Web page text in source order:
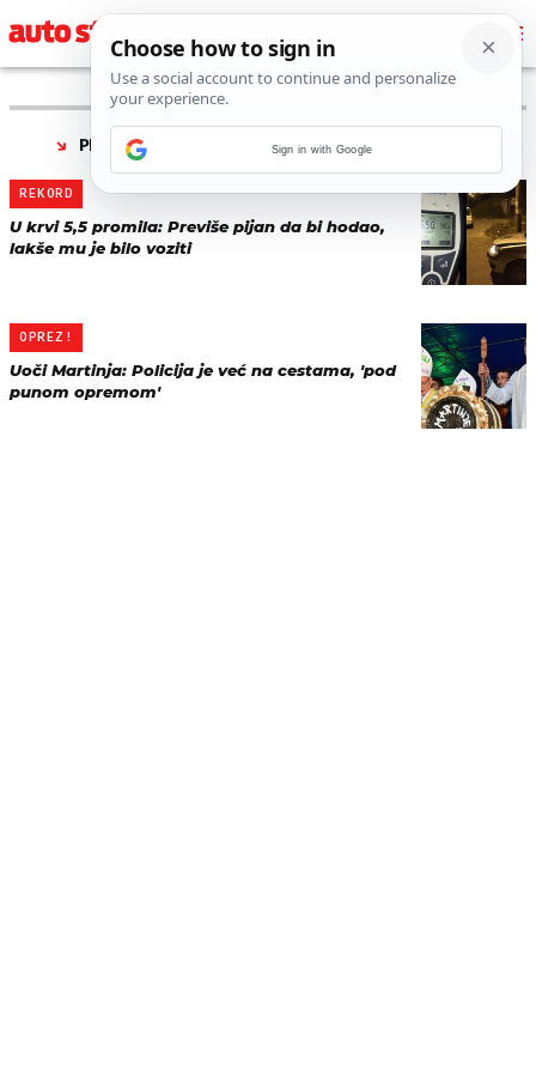
PRONAĐENO 2 REZULTATA ZA TAG “
REKORD
U krvi 5,5 promila: Previše pijan da bi hodao,
lakše mu je bilo voziti
OPREZ!
Uoči Martinja: Policija je već na cestama, 'pod
punom opremom'
Sign in with Google